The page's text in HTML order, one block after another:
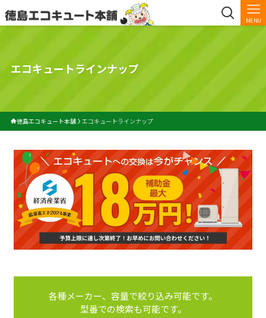
MENU
エコキュートラインナップ
徳島エコキュート本舗 エコキュートラインナップ
各種メーカー、容量で絞り込み可能です。
型番での検索も可能です。